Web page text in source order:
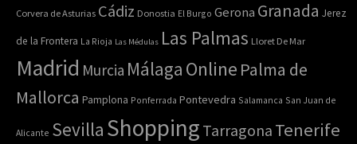
Corvera de Asturias Cádiz Donostia El Burgo Gerona Granada Jerez
de la Frontera La Rioja Las Médulas Las Palmas Lloret De Mar
Madrid Murcia Málaga Online Palma de
Mallorca Pamplona Ponferrada Pontevedra Salamanca San Juan de
Alicante Sevilla Shopping Tarragona Tenerife